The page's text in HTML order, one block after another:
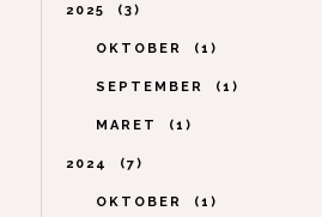
2025 3
OKTOBER 1
SEPTEMBER 1
MARET 1
2024 7
OKTOBER 1